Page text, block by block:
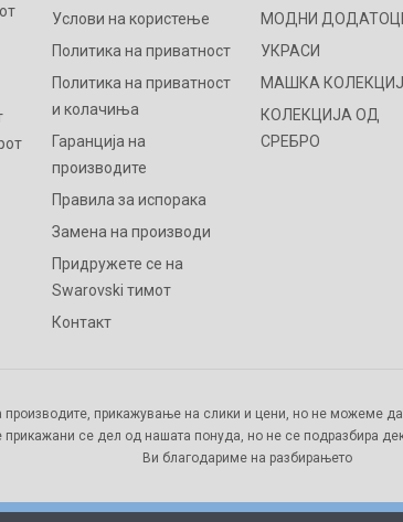
Услови на користење
Политика на приватност
Политика на приватност
и колачиња
Гаранција на
производите
Правила за испорака
Замена на производи
Придружете се на
Swarovski тимот
Контакт
МОДНИ
УКРАСИ
МАШКА
КОЛЕКЦИЈА ОД
СРЕБРО
прикажување на слики и цени, но не можеме
прикажани се дел од нашата понуда, но не се подразбира
Ви благодариме на разбирањето